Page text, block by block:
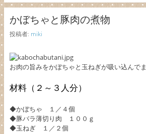
かぼちゃと豚肉の煮物
投稿者: miki
お肉の旨みをかぼちゃと玉ねぎが吸い込んでま
材料（２～３人分）
◆かぼちゃ １／４個
◆豚バラ薄切り肉 １００ｇ
◆玉ねぎ １／２個